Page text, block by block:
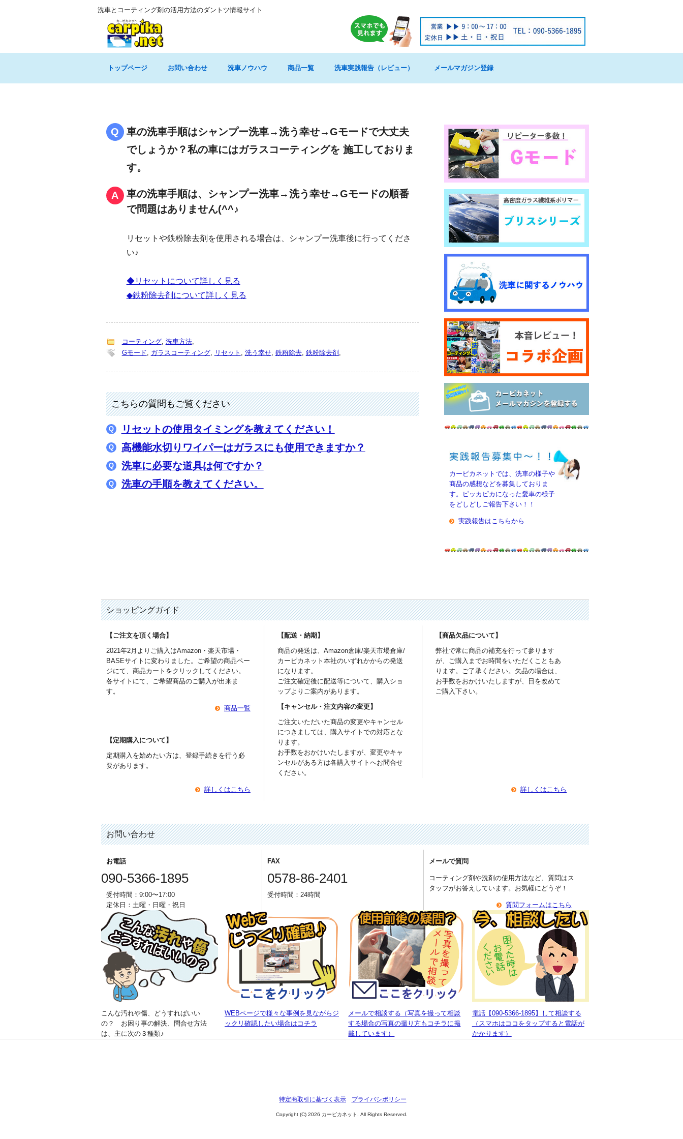
洗車とコーティング剤の活用方法のダントツ情報サイト
トップページ お問い合わせ 洗車ノウハウ 商品一覧 洗車実践報告（レビュー） メールマガジン登録
車の洗車手順はシャンプー洗車→洗う幸せ→Gモードで大丈夫
でしょうか？私の車にはガラスコーティングを 施工しておりま
す。
車の洗車手順は、シャンプー洗車→洗う幸せ→Gモードの順番
で問題はありません(^^♪
リセットや鉄粉除去剤を使用される場合は、シャンプー洗車後に行ってくださ
い♪
◆リセットについて詳しく見る
◆鉄粉除去剤について詳しく見る
コーティング, 洗車方法,
Gモード
ガラスコーティング, リセット 洗う幸せ, 鉄粉除去, 鉄粉除去剤,
こちらの質問もご覧ください
リセットの使用タイミングを教えてください！
高機能水切りワイパーはガラスにも使用できますか？
洗車に必要な道具は何ですか？
洗車の手順を教えてください。
カーピカネットでは、洗車の様子や
商品の感想などを募集しておりま
す。ピッカピカになった愛車の様子
をどしどしご報告下さい！！
実践報告はこちらから
ショッピングガイド
【ご注文を頂く場合】
2021年2月よりご購入はAmazon・楽天市場・
BASEサイトに変わりました。ご希望の商品ペー
ジにて、商品カートをクリックしてください。
各サイトにて、ご希望商品のご購入が出来ま
す。
商品一覧
【定期購入について】
定期購入を始めたい方は、登録手続きを行う必
要があります。
詳しくはこちら
【配送・納期】
商品の発送は、Amazon倉庫/楽天市場倉庫/
カーピカネット本社のいずれかからの発送
になります。
ご注文確定後に配送等について、購入ショ
ップよりご案内があります。
【キャンセル・注文内容の変更】
ご注文いただいた商品の変更やキャンセル
につきましては、購入サイトでの対応とな
ります。
お手数をおかけいたしますが、変更やキャ
ンセルがある方は各購入サイトへお問合せ
ください。
【商品欠品について】
弊社で常に商品の補充を行って参ります
が、ご購入までお時間をいただくこともあ
ります。ご了承ください。欠品の場合は、
お手数をおかけいたしますが、日を改めて
ご購入下さい。
詳しくはこちら
お問い合わせ
お電話
090-5366-1895
受付時間：9:00〜17:00
定休日：土曜・日曜・祝日
FAX
0578-86-2401
受付時間：24時間
メールで質問
コーティング剤や洗剤の使用方法など、質問はス
タッフがお答えしています。お気軽にどうぞ！
質問フォームはこちら
こんな汚れや傷、どうすればいい
の？ お困り事の解決、問合せ方法
は、主に次の３種類♪
WEBページで様々な事例を見ながらジ
ックリ確認したい場合はコチラ
メールで相談する（写真を撮って相談
する場合の写真の撮り方もコチラに掲
載しています）
電話【090-5366-1895】して相談する
（スマホはココをタップすると電話が
かかります）
特定商取引に基づく表示 プライバシポリシー
Copyright (C) 2026 カーピカネット. All Rights Reserved.